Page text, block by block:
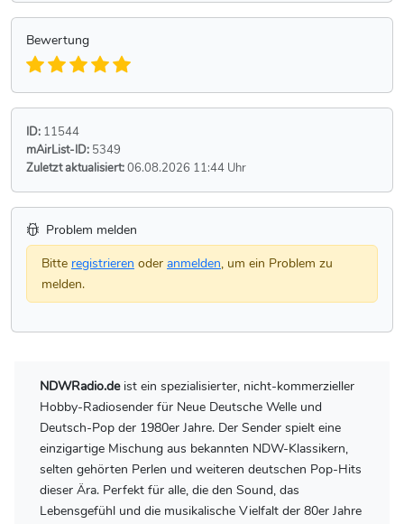
Bewertung
ID: 11544
mAirList-ID: 5349
Zuletzt aktualisiert:06.08.2026 11:44 Uhr
Problem melden
Bitte registrieren oder anmelden, um ein Problem zu
melden.
NDWRadio.deist ein spezialisierter, nicht-kommerzieller
Hobby-Radiosender für Neue Deutsche Welle und
Deutsch-Pop der 1980er Jahre. Der Sender spielt eine
einzigartige Mischung aus bekannten NDW-Klassikern,
selten gehörten Perlen und weiteren deutschen Pop-Hits
dieser Ära. Perfekt für alle, die den Sound, das
Lebensgefühl und die musikalische Vielfalt der 80er Jahre